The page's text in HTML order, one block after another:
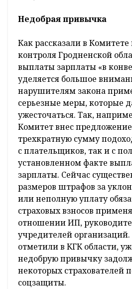
Недобраяпривычка
Как рассказали в Комитете
контроля Гродненской
выплаты зарплаты «в
уделяется большое
нарушителям закона
серьезные меры, которые
ужесточаться. Так,
Комитет внес
трехкратную сумму
с плательщиков, так и с
установленном факте
зарплаты. Сейчас
размеров штрафов за
или неполную уплату
страховых взносов
отношении ИП,
учредителей
отметили в КГК области,
недобрую привычку
некоторых страхователей
соцзащиты.